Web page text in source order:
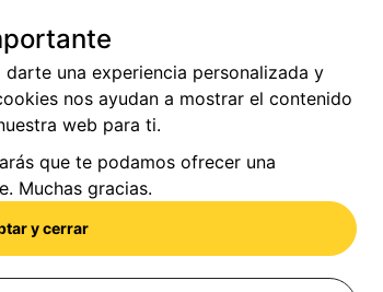
una experiencia personalizada y
nos ayudan a mostrar el contenido
web para ti.
que te podamos ofrecer una
Muchas gracias.
y cerrar